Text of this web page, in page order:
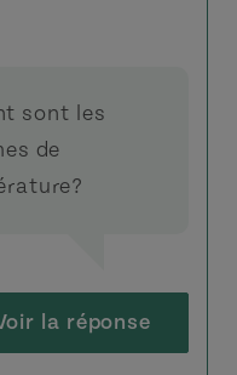
sont les
de
la réponse